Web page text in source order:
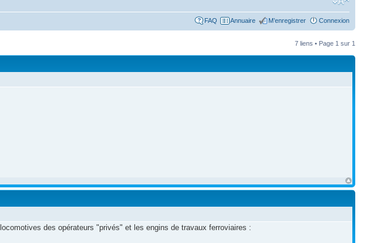
FAQ Annuaire M’enregistrer Connexion
7 liens • Page 1 sur 1
des opérateurs "privés" et les engins de travaux ferroviaires :